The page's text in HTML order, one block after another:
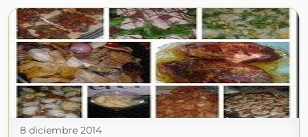
8 diciembre 2014